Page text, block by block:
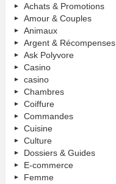
Achats & Promotions
Amour & Couples
Animaux
Argent & Récompenses
Ask Polyvore
Casino
casino
Chambres
Coiffure
Commandes
Cuisine
Culture
Dossiers & Guides
E-commerce
Femme